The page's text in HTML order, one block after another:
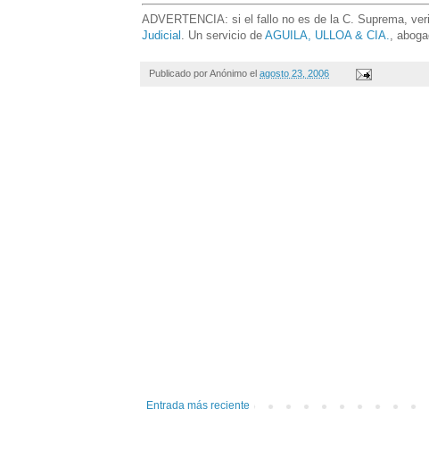
ADVERTENCIA: si el fallo no es de la C. Suprema,
Judicial
. Un servicio de AGUILA, ULLOA & CIA. ,
Publicado porAnónimo el agosto 23, 2006
Entrada más reciente